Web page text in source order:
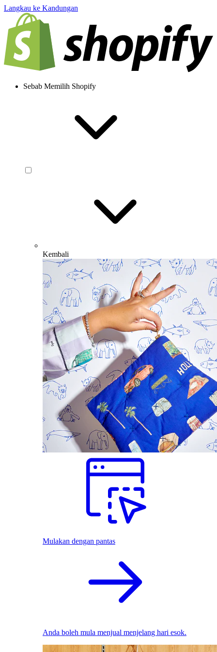
Langkau ke Kandungan
Sebab Memilih Shopify
Kembali
Mulakan dengan pantas
Anda boleh mula menjual menjelang hari esok.